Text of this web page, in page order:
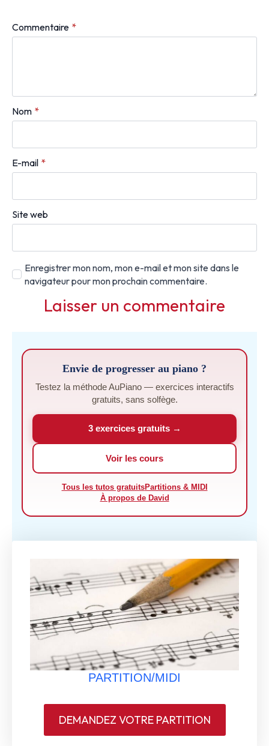
Commentaire *
Nom *
E-mail *
Site web
Enregistrer mon nom, mon e-mail et mon site dans le
navigateur pour mon prochain commentaire.
Envie de progresser au piano ?
Testez la méthode AuPiano — exercices interactifs
gratuits, sans solfège.
3 exercices gratuits →
Voir les cours
Tous les tutos gratuitsPartitions & MIDI
À propos de David
PARTITION/MIDI
DEMANDEZ VOTRE PARTITION